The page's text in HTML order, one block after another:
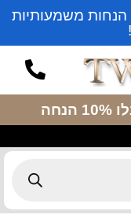
משמעותיות
הנחה